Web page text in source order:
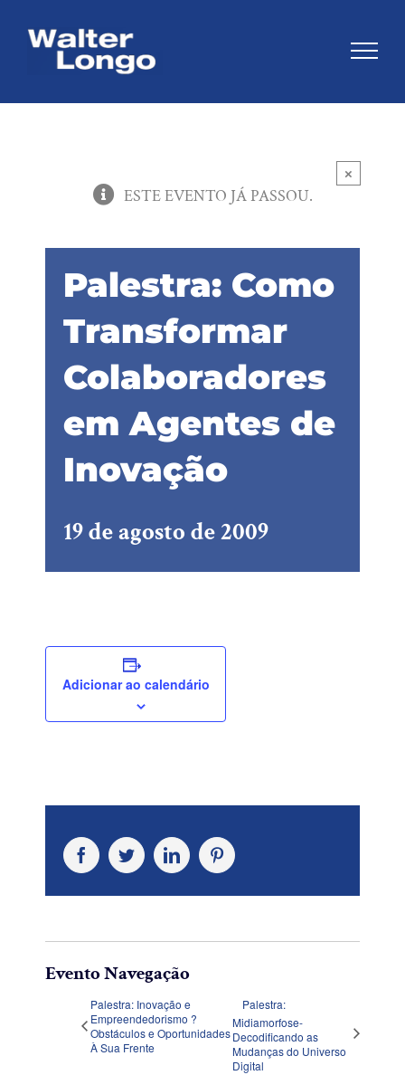
×
ESTE EVENTO JÁ PASSOU.
Palestra: Como
Transformar
Colaboradores
em Agentes de
Inovação
19 de agosto de 2009
Adicionar ao calendário
FacebookTwitterLinkedInPinterest
Evento Navegação
Palestra: Inovação e
Empreendedorismo ?
Obstáculos e Oportunidades
À Sua Frente
Palestra:
Midiamorfose-
Decodificando as
Mudanças do Universo
Digital